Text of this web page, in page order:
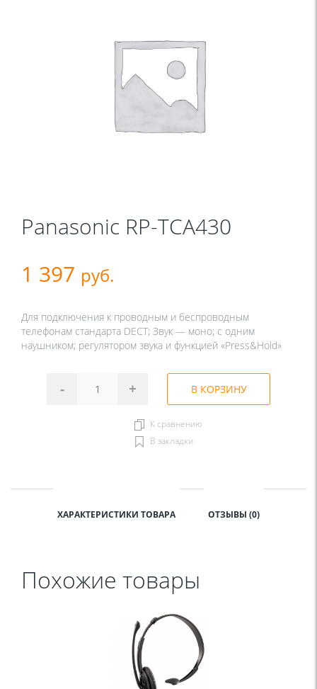
Panasonic RP-TCA430
1 397 руб.
Для подключения к проводным и беспроводным
телефонам стандарта DECT; Звук — моно; с одним
наушником; регулятором звука и функцией «Press&Hold»
- + В КОРЗИНУ
К сравнению
В закладки
ХАРАКТЕРИСТИКИ ТОВАРА ОТЗЫВЫ (0)
Похожие товары